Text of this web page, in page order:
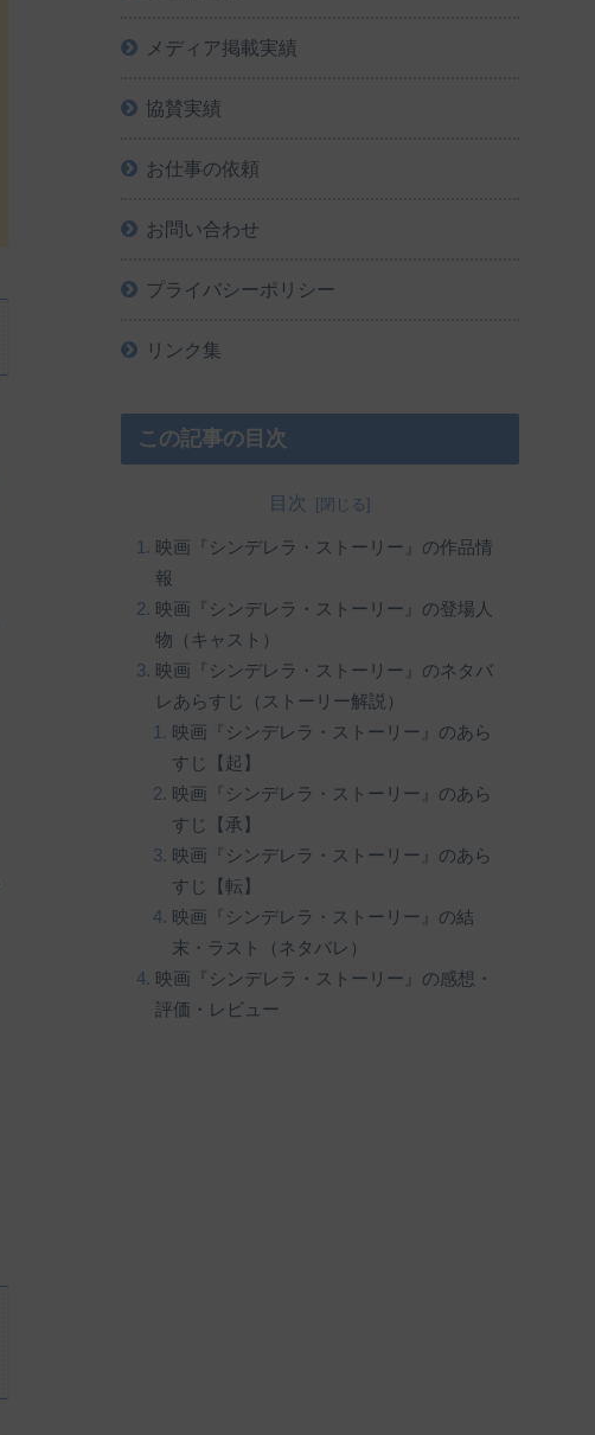
メディア掲載実績
協賛実績
お仕事の依頼
お問い合わせ
プライバシーポリシー
リンク集
この記事の目次
目次
映画『シンデレラ・ストーリー』の作品情
報
映画『シンデレラ・ストーリー』の登場人
物（キャスト）
映画『シンデレラ・ストーリー』のネタバ
レあらすじ（ストーリー解説）
映画『シンデレラ・ストーリー』のあら
すじ【起】
映画『シンデレラ・ストーリー』のあら
すじ【承】
映画『シンデレラ・ストーリー』のあら
すじ【転】
映画『シンデレラ・ストーリー』の結
末・ラスト（ネタバレ）
映画『シンデレラ・ストーリー』の感想・
評価・レビュー